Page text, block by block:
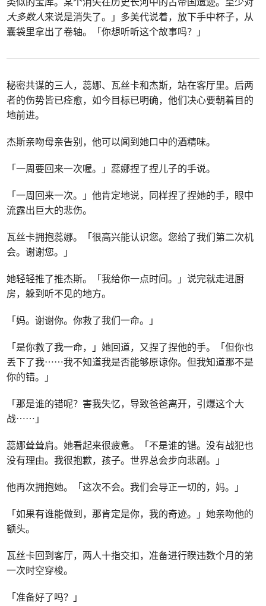
大多数人来说是消失了。」多美代说着，放下手中杯子，从
囊袋里拿出了卷轴。「你想听听这个故事吗？」
秘密共谋的三人，蕊娜、瓦丝卡和杰斯，站在客厅里。后两
者的伤势皆已痊愈，如今目标已明确，他们决心要朝着目的
地前进。
杰斯亲吻母亲告别，他可以闻到她口中的酒精味。
「一周要回来一次喔。」蕊娜捏了捏儿子的手说。
「一周回来一次。」他肯定地说，同样捏了捏她的手，眼中
流露出巨大的悲伤。
瓦丝卡拥抱蕊娜。「很高兴能认识您。您给了我们第二次机
会。谢谢您。」
她轻轻推了推杰斯。「我给你一点时间。」说完就走进厨
房，躲到听不见的地方。
「妈。谢谢你。你救了我们一命。」
「是你救了我一命，」她回道，又捏了捏他的手。「但你也
丢下了我⋯⋯我不知道我是否能够原谅你。但我知道那不是
你的错。」
「那是谁的错呢？害我失忆，导致爸爸离开，引爆这个大
战⋯⋯」
蕊娜耸耸肩。她看起来很疲惫。「不是谁的错。没有战犯也
没有理由。我很抱歉，孩子。世界总会步向悲剧。」
他再次拥抱她。「这次不会。我们会导正一切的，妈。」
「如果有谁能做到，那肯定是你，我的奇迹。」她亲吻他的
额头。
瓦丝卡回到客厅，两人十指交扣，准备进行睽违数个月的第
一次时空穿梭。
「准备好了吗？」